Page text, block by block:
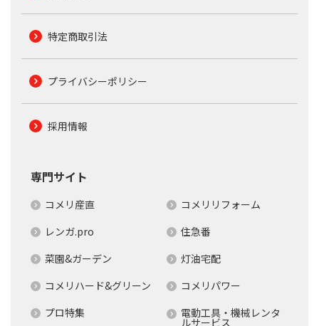
特定商取引法
プライバシーポリシー
採用情報
専門サイト
コメリ産直
コメリリフォーム
レンガ.pro
住急番
菜園&ガーデン
灯油宅配
コメリハード&グリーン
コメリパワー
プロ特集
電動工具・機械レンタ
ルサービス